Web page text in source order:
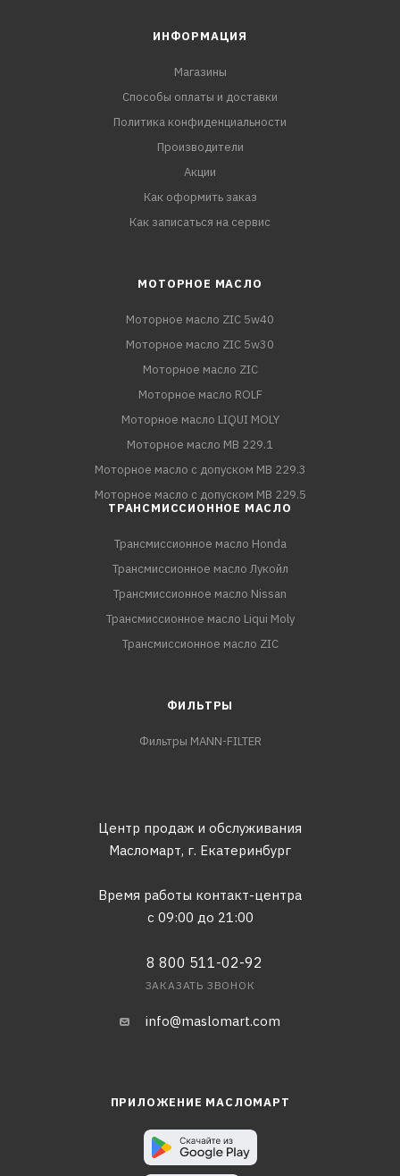
ИНФОРМАЦИЯ
Магазины
Способы оплаты и доставки
Политика конфиденциальности
Производители
Акции
Как оформить заказ
Как записаться на сервис
МОТОРНОЕ МАСЛО
Моторное масло ZIC 5w40
Моторное масло ZIC 5w30
Моторное масло ZIC
Моторное масло ROLF
Моторное масло LIQUI MOLY
Моторное масло MB 229.1
Моторное масло с допуском MB 229.3
Моторное масло с допуском MB 229.5
ТРАНСМИССИОННОЕ МАСЛО
Трансмиссионное масло Honda
Трансмиссионное масло Лукойл
Трансмиссионное масло Nissan
Трансмиссионное масло Liqui Moly
Трансмиссионное масло ZIC
ФИЛЬТРЫ
Фильтры MANN-FILTER
Центр продаж и обслуживания
Масломарт, г. Екатеринбург
Время работы контакт-центра
с 09:00 до 21:00
8 800 511-02-92
ЗАКАЗАТЬ ЗВОНОК
info@maslomart.com
ПРИЛОЖЕНИЕ МАСЛОМАРТ